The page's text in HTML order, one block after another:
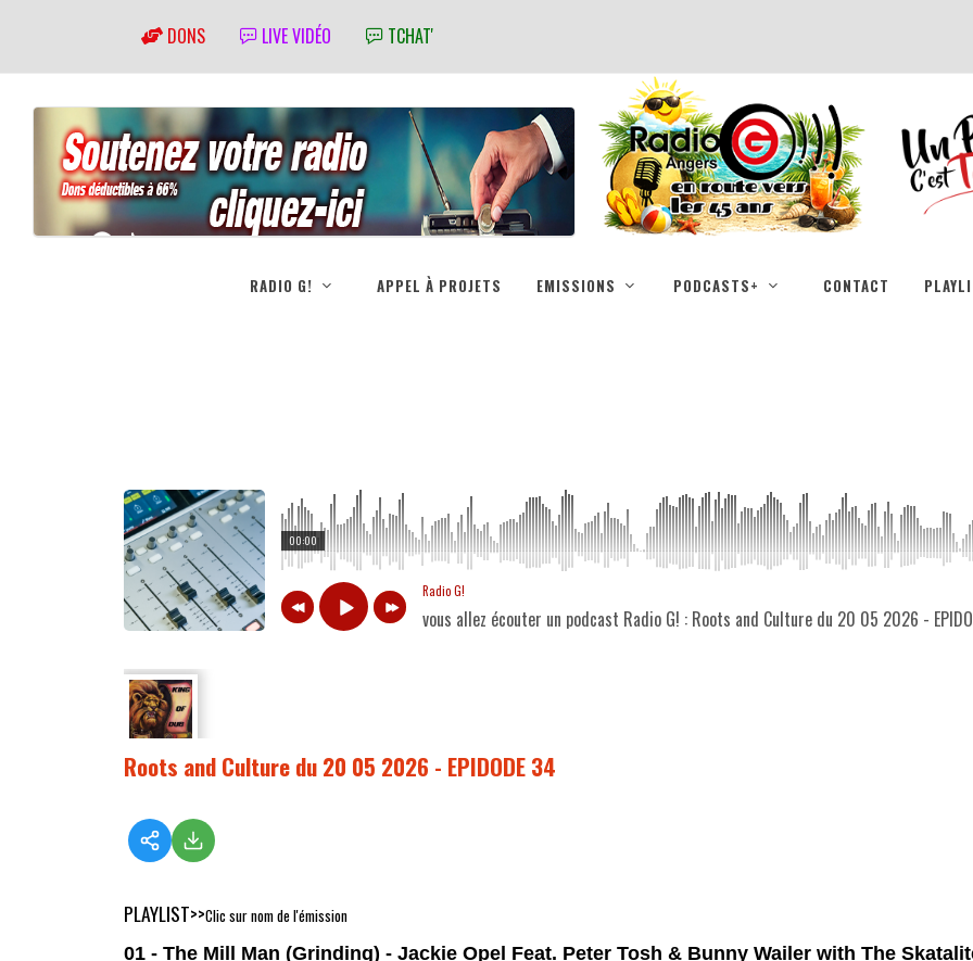
DONS LIVE VIDÉO TCHAT'
RADIO G! APPEL À PROJETS EMISSIONS PODCASTS+ CONTACT
00:00
Radio G!
vous allez écouter un podcast Radio G! : Roots and Culture du 20 05 2026 -
Roots and Culture du 20 05 2026 - EPIDODE 34
PLAYLIST>>Clic sur nom de l'émission
01 - The Mill Man (Grinding) - Jackie Opel Feat. Peter Tosh & Bunny Wailer with The